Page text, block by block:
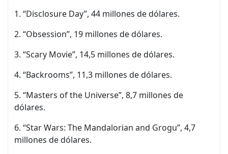
1. “Disclosure Day”, 44 millones de dólares.
2. “Obsession”, 19 millones de dólares.
3. “Scary Movie”, 14,5 millones de dólares.
4. “Backrooms”, 11,3 millones de dólares.
5. “Masters of the Universe”, 8,7 millones de
dólares.
6. “Star Wars: The Mandalorian and Grogu”, 4,7
millones de dólares.